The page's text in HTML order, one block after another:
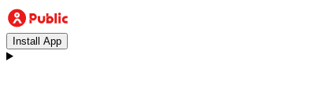
Install App